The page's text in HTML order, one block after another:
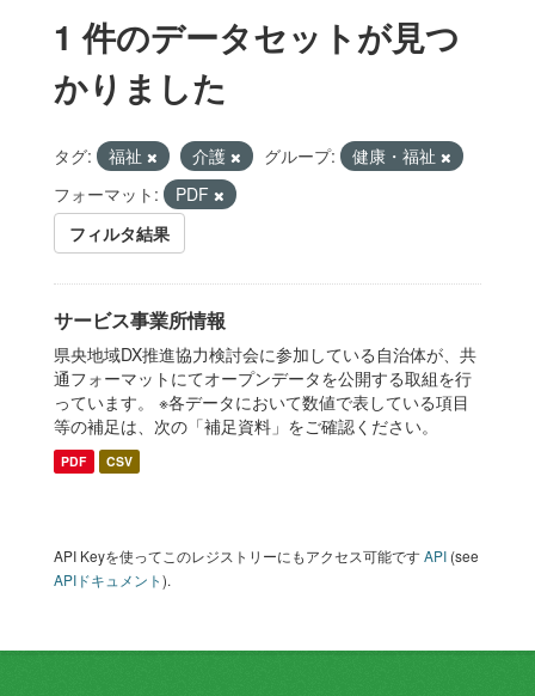
1 件のデータセットが見つ
かりました
タグ: 福祉 介護 グループ:
健康・福祉
フォーマット:
PDF
フィルタ結果
サービス事業所情報
県央地域DX推進協力検討会に参加している自治体が、共
通フォーマットにてオープンデータを公開する取組を行
っています。 ※各データにおいて数値で表している項目
等の補足は、次の「補足資料」をご確認ください。
PDF CSV
API Keyを使ってこのレジストリーにもアクセス可能ですAPI (see
APIドキュメント).